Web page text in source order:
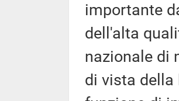
importante
dell'alta
nazionale di
di vista della